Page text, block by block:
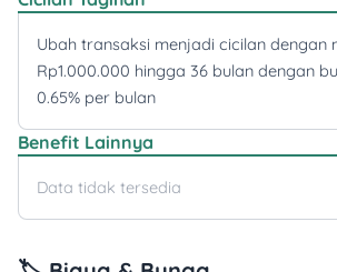
Ubah transaksi menjadi cicilan dengan
Rp1.000.000 hingga 36 bulan dengan
0.65% per bulan
Benefit Lainnya
Data tidak tersedia